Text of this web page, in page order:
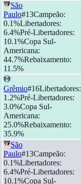
São
Paulo#13Campeão:
0.1%Libertadores:
6.4%Pré-Libertadores:
10.1%Copa Sul-
Americana:
44.7%Rebaixamento:
11.5%
Grêmio#16Libertadores:
1.2%Pré-Libertadores:
3.0%Copa Sul-
Americana:
25.0%Rebaixamento:
35.9%
São
Paulo#13Campeão:
0.1%Libertadores:
6.4%Pré-Libertadores:
10.1%Copa Sul-